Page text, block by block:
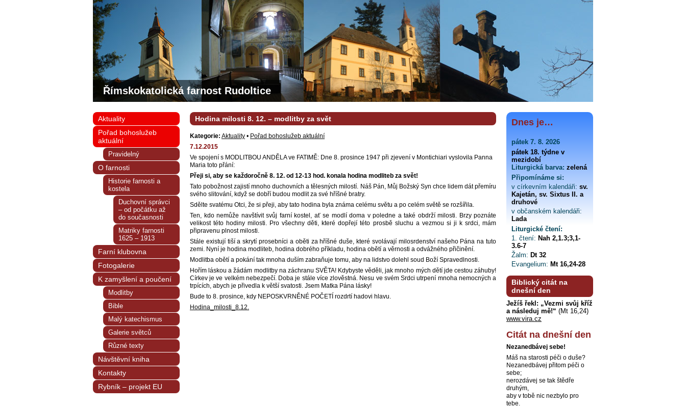
Římskokatolická farnost Rudoltice
Hodina milosti 8. 12. – modlitby za svět
Kategorie: Aktuality • Pořad bohoslužeb aktuální
7.12.2015
Ve spojení s MODLITBOU ANDĚLA ve FATIMĚ: Dne 8. prosince 1947 při zjevení v Montichiari vyslovila Panna
Maria toto přání:
Přeji si, aby se každoročně 8. 12. od 12-13 hod. konala hodina modliteb za svět!
Tato pobožnost zajistí mnoho duchovních a tělesných milostí. Náš Pán, Můj Božský Syn chce lidem dát přemíru
svého slitování, když se dobří budou modlit za své hříšné bratry.
Sdělte svatému Otci, že si přeji, aby tato hodina byla známa celému světu a po celém světě se rozšířila.
Ten, kdo nemůže navštívit svůj farní kostel, ať se modlí doma v poledne a také obdrží milosti. Brzy poznáte
velikost této hodiny milosti. Pro všechny děti, které dopřejí této prosbě sluchu a vezmou si ji k srdci, mám
připravenu plnost milosti.
Stále existují tiší a skrytí prosebníci a oběti za hříšné duše, které svolávají milosrdenství našeho Pána na tuto
zemi. Nyní je hodina modliteb, hodina dobrého příkladu, hodina obětí a věrnosti a odvážného přičinění.
Modlitba obětí a pokání tak mnoha duším zabraňuje tomu, aby na lidstvo dolehl soud Boží Spravedlnosti.
Hořím láskou a žádám modlitby na záchranu SVĚTA! Kdybyste věděli, jak mnoho mých dětí jde cestou záhuby!
Církev je ve velkém nebezpečí. Doba je stále více zlověstná. Nesu ve svém Srdci utrpení mnoha nemocných a
trpících, abych je přivedla k větší svatosti. Jsem Matka Pána lásky!
Bude to 8. prosince, kdy NEPOSKVRNĚNÉ POČETÍ rozdrtí hadovi hlavu.
Hodina_milosti_8.12.
Aktuality
Pořad bohoslužeb
aktuální
Pravidelný
O farnosti
Historie farnosti a
kostela
Duchovní správci
– od počátku až
do současnosti
Matriky farnosti
1625 – 1913
Farní klubovna
Fotogalerie
K zamyšlení a poučení
Modlitby
Bible
Malý katechismus
Galerie světců
Různé texty
Návštěvní kniha
Kontakty
Rybník – projekt EU
Dnes je…
pátek 7. 8. 2026
pátek 18. týdne v
mezidobí
Liturgická barva: zelená
Připomínáme si:
v církevním kalendáři: sv.
Kajetán, sv. Sixtus II. a
druhové
v občanském kalendáři:
Lada
Liturgické čtení:
1. čtení: Nah 2,1.3;3,1-
3.6-7
Žalm: Dt 32
Evangelium: Mt 16,24-28
Biblický citát na
dnešní den
Ježíš řekl: „Vezmi svůj kříž
a následuj mě!“ (Mt 16,24)
www.vira.cz
Citát na dnešní den
Nezanedbávej sebe!
Máš na starosti péči o duše?
Nezanedbávej přitom péči o
sebe;
nerozdávej se tak štědře
druhým,
aby v tobě nic nezbylo pro
tebe.